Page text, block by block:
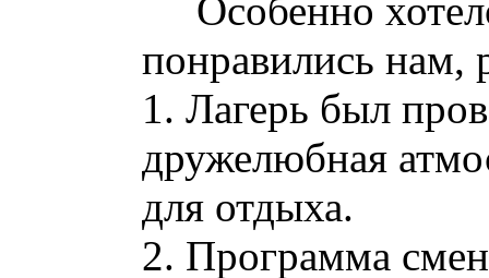
Особенно
понравились нам,
1. Лагерь был
дружелюбная
для отдыха.
2. Программа